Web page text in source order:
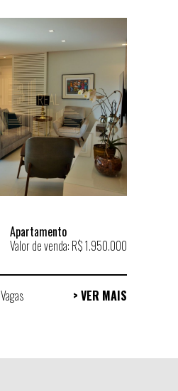
Apartamento
Valor de venda: R$ 1.950.000
> VER MAIS